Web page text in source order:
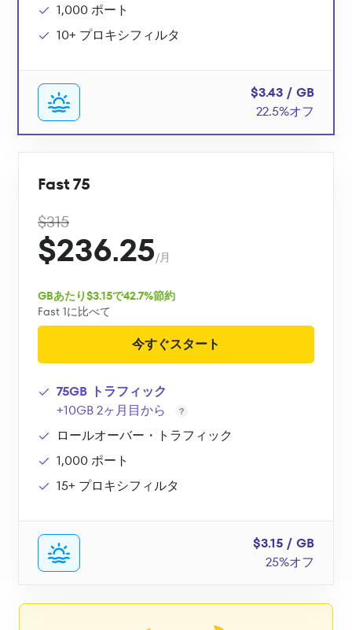
1,000 ポート
10+ プロキシフィルタ
$3.43 / GB
22.5%オフ
Fast 75
$315
$236.25/月
GBあたり$3.15で42.7%節約
Fast 1に比べて
今すぐスタート
75GB トラフィック
+10GB 2ヶ月目から
ロールオーバー・トラフィック
1,000 ポート
15+ プロキシフィルタ
$3.15 / GB
25%オフ